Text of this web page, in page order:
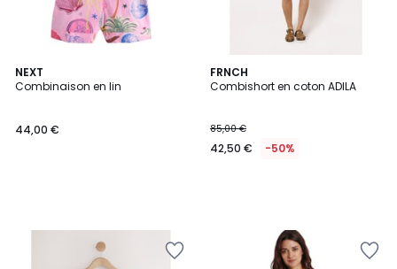
NEXT
Combinaison en lin
44,00 €
FRNCH
Combishort en coton ADILA
85,00 €
42,50 € -50%